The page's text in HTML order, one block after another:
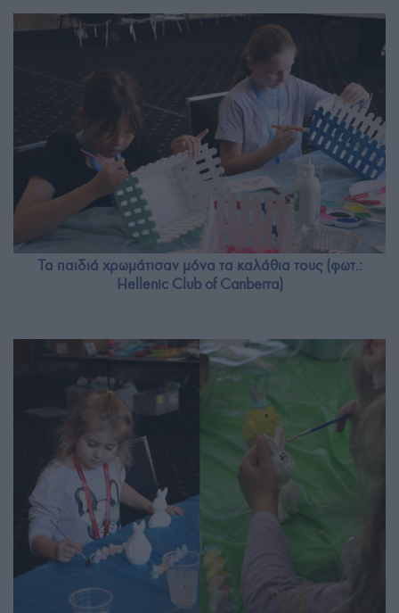
Τα παιδιά χρωμάτισαν μόνα τα καλάθια τους (φωτ.:
Hellenic Club of Canberra)